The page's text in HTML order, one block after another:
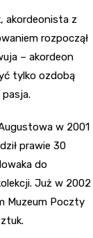
akordeonista z
rozpoczął
– akordeon
tylko ozdobą
pasja.
w 2001
prawie 30
do
Już w 2002
Muzeum Poczty